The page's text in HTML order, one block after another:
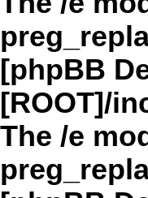
[phpBB
[ROOT]/
The /e